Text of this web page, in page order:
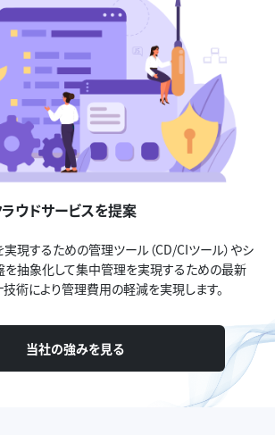
ウドサービスを提案
実現するための管理ツール（CD/CIツール）やシ
を抽象化して集中管理を実現するための最新
技術により管理費用の軽減を実現します。
当社の強みを見る